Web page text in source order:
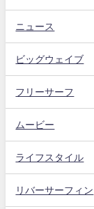
ニュース
ビッグウェイブ
フリーサーフ
ムービー
ライフスタイル
リバーサーフィン